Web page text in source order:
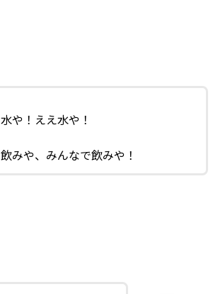
水や！ええ水や！
飲みや、みんなで飲みや！